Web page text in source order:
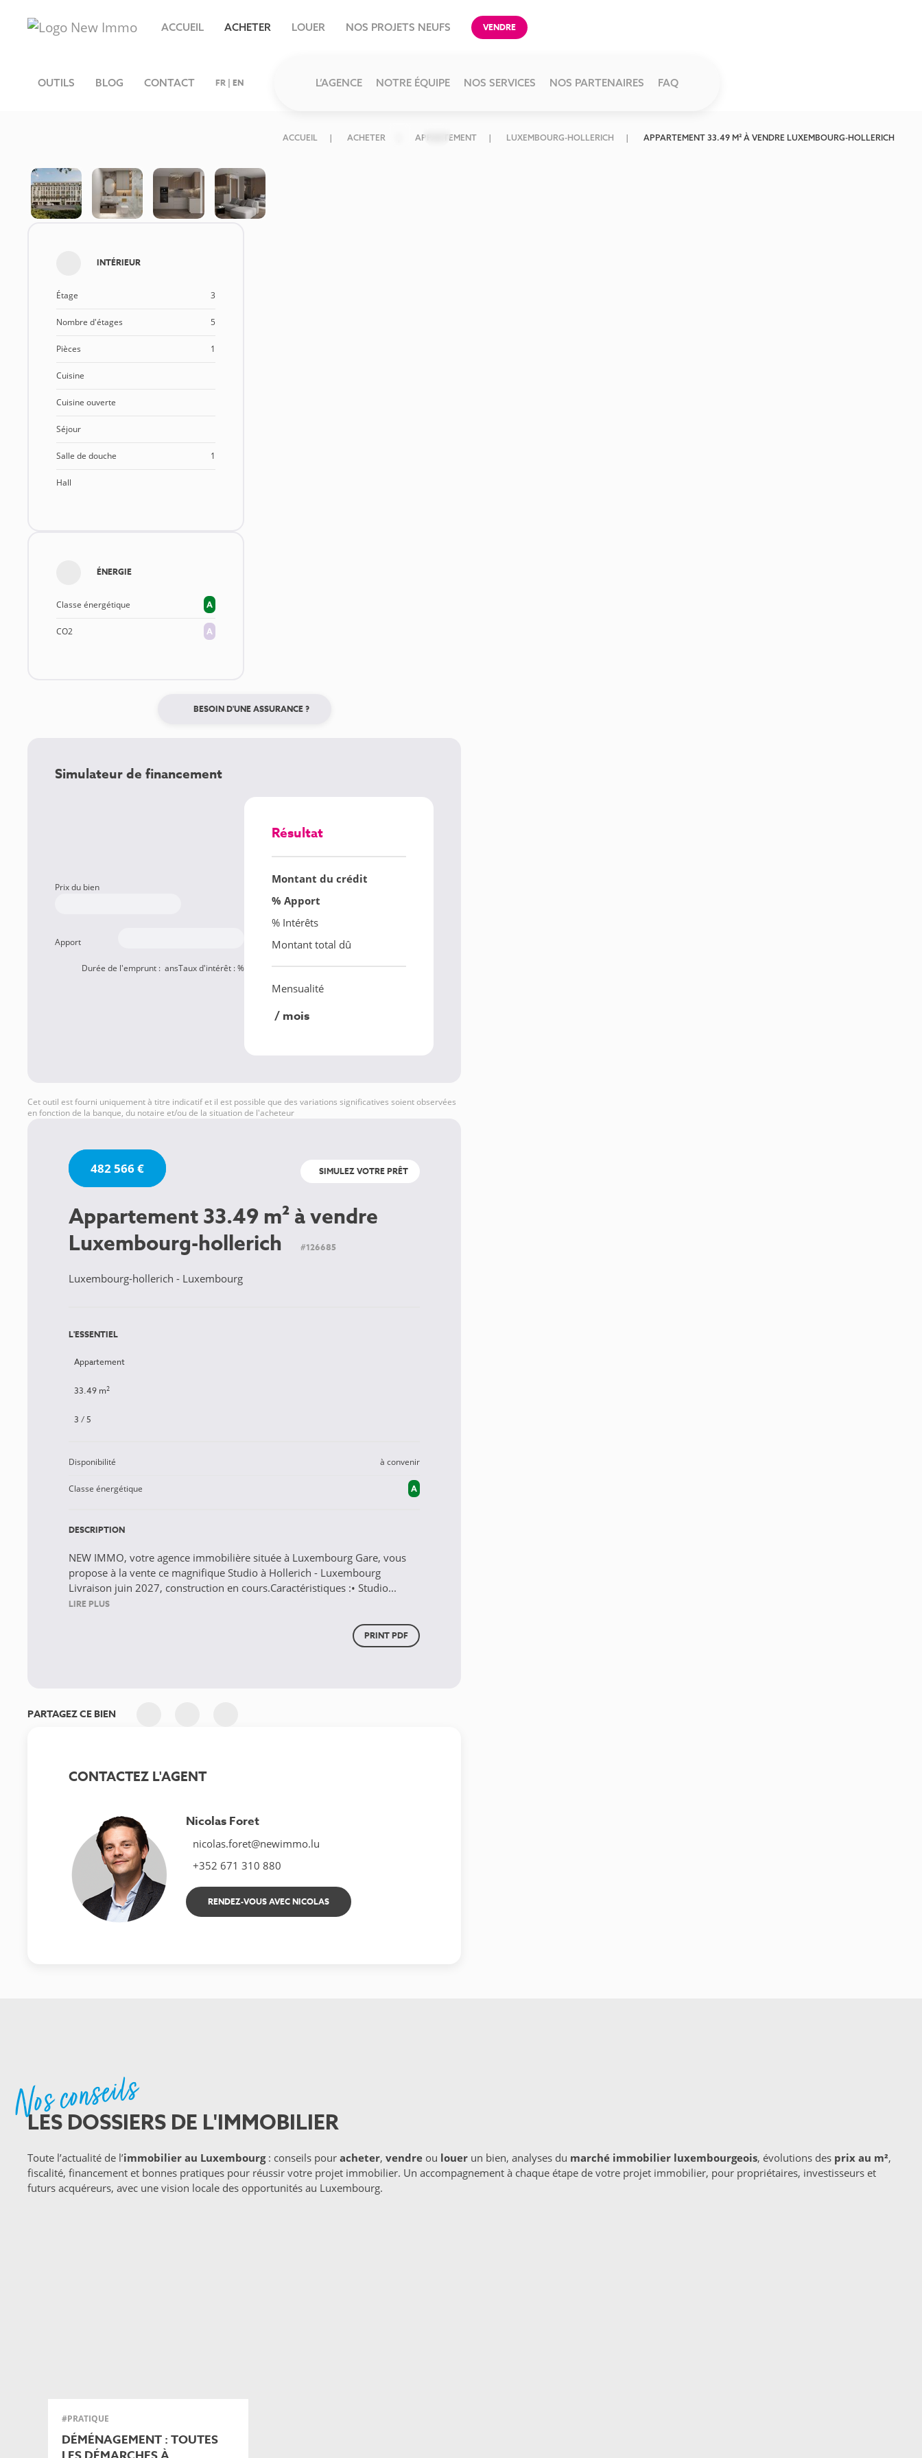
ACCUEIL ACHETER LOUER NOS PROJETS NEUFS VENDRE
OUTILS BLOG CONTACT FR | EN L’AGENCE NOTRE ÉQUIPE NOS SERVICES NOS PARTENAIRES FAQ
ACCUEIL ACHETER APPARTEMENT LUXEMBOURG-HOLLERICH APPARTEMENT 33.49 M² À VENDRE LUXEMBOURG-HOLLERICH
INTÉRIEUR
Étage 3
Nombre d'étages 5
Pièces 1
Cuisine
Cuisine ouverte
Séjour
Salle de douche 1
Hall
ÉNERGIE
Classe énergétique A
CO2 A
BESOIN D'UNE ASSURANCE ?
Simulateur de financement
Prix du bien
Apport
Taux d'intérêt :%
Durée de l'emprunt : ans
Résultat
Montant du crédit
% Apport
% Intérêts
Montant total dû
Mensualité
/ mois
Cet outil est fourni uniquement à titre indicatif et il est possible que des variations significatives soient observées
en fonction de la banque, du notaire et/ou de la situation de l'acheteur
482 566 € SIMULEZ VOTRE PRÊT
Appartement 33.49 m² à vendre
Luxembourg-hollerich
#126685
Luxembourg-hollerich - Luxembourg
L'ESSENTIEL
Appartement
33.49 m2
3 / 5
Disponibilité à convenir
Classe énergétique A
DESCRIPTION
NEW IMMO, votre agence immobilière située à Luxembourg Gare, vous
propose à la vente ce magnifique Studio à Hollerich - Luxembourg
Livraison juin 2027, construction en cours.Caractéristiques :• Studio...
LIRE PLUS
PRINT PDF
PARTAGEZ CE BIEN
CONTACTEZ L'AGENT
Nicolas Foret
nicolas.foret@newimmo.lu
+352 671 310 880
RENDEZ-VOUS AVEC NICOLAS
Nos conseils
LES DOSSIERS DE L'IMMOBILIER
Toute l’actualité de l’immobilier au Luxembourg: conseils pour acheter, vendre ou louer un bien, analyses du marché immobilier luxembourgeois, évolutions des prix au m²,
fiscalité, financement et bonnes pratiques pour réussir votre projet immobilier. Un accompagnement à chaque étape de votre projet immobilier, pour propriétaires, investisseurs et
futurs acquéreurs, avec une vision locale des opportunités au Luxembourg.
#PRATIQUE
DÉMÉNAGEMENT : TOUTES